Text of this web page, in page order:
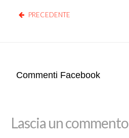
PRECEDENTE
Commenti Facebook
Lascia un commento